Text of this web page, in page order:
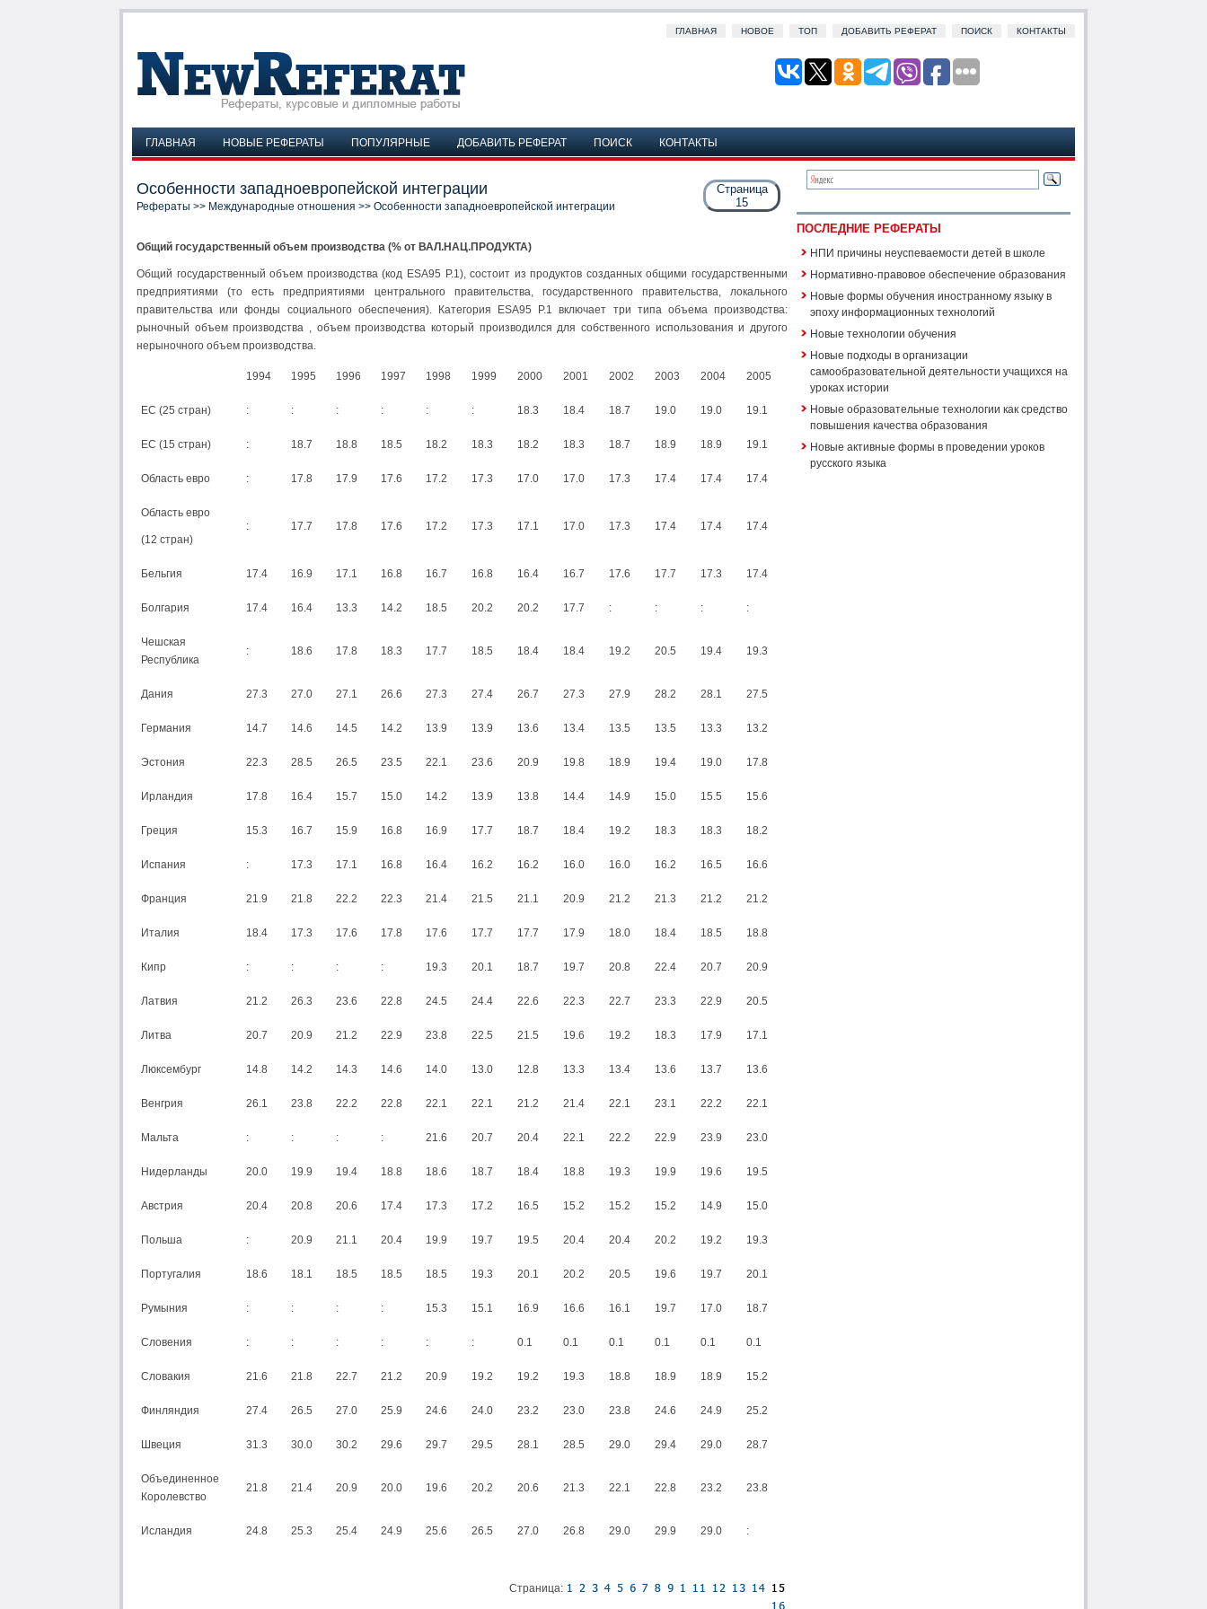
ГЛАВНАЯ НОВОЕ ТОП ДОБАВИТЬ РЕФЕРАТ ПОИСК КОНТАКТЫ
ГЛАВНАЯ НОВЫЕ РЕФЕРАТЫ ПОПУЛЯРНЫЕ ДОБАВИТЬ РЕФЕРАТ ПОИСК КОНТАКТЫ
Страница
15
Особенности западноевропейской интеграции
Рефераты >> Международные отношения >> Особенности западноевропейской интеграции
Общий государственный объем производства (% от ВАЛ.НАЦ.ПРОДУКТА)
Общий государственный объем производства (код ESA95 P.1), состоит из продуктов созданных общими государственными
предприятиями (то есть предприятиями центрального правительства, государственного правительства, локального
правительства или фонды социального обеспечения). Категория ESA95 P.1 включает три типа объема производства:
рыночный объем производства , объем производства который производился для собственного использования и другого
нерыночного объем производства.
1994 1995 1996 1997 1998 1999 2000 2001 2002 2003 2004 2005
ЕС (25 стран) : : : : : : 18.3 18.4 18.7 19.0 19.0 19.1
ЕС (15 стран) : 18.7 18.8 18.5 18.2 18.3 18.2 18.3 18.7 18.9 18.9 19.1
Область евро : 17.8 17.9 17.6 17.2 17.3 17.0 17.0 17.3 17.4 17.4 17.4
Область евро
(12 стран)
: 17.7 17.8 17.6 17.2 17.3 17.1 17.0 17.3 17.4 17.4 17.4
Бельгия 17.4 16.9 17.1 16.8 16.7 16.8 16.4 16.7 17.6 17.7 17.3 17.4
Болгария 17.4 16.4 13.3 14.2 18.5 20.2 20.2 17.7 : : : :
Чешская
Республика
: 18.6 17.8 18.3 17.7 18.5 18.4 18.4 19.2 20.5 19.4 19.3
Дания 27.3 27.0 27.1 26.6 27.3 27.4 26.7 27.3 27.9 28.2 28.1 27.5
Германия 14.7 14.6 14.5 14.2 13.9 13.9 13.6 13.4 13.5 13.5 13.3 13.2
Эстония 22.3 28.5 26.5 23.5 22.1 23.6 20.9 19.8 18.9 19.4 19.0 17.8
Ирландия 17.8 16.4 15.7 15.0 14.2 13.9 13.8 14.4 14.9 15.0 15.5 15.6
Греция 15.3 16.7 15.9 16.8 16.9 17.7 18.7 18.4 19.2 18.3 18.3 18.2
Испания : 17.3 17.1 16.8 16.4 16.2 16.2 16.0 16.0 16.2 16.5 16.6
Франция 21.9 21.8 22.2 22.3 21.4 21.5 21.1 20.9 21.2 21.3 21.2 21.2
Италия 18.4 17.3 17.6 17.8 17.6 17.7 17.7 17.9 18.0 18.4 18.5 18.8
Кипр : : : : 19.3 20.1 18.7 19.7 20.8 22.4 20.7 20.9
Латвия 21.2 26.3 23.6 22.8 24.5 24.4 22.6 22.3 22.7 23.3 22.9 20.5
Литва 20.7 20.9 21.2 22.9 23.8 22.5 21.5 19.6 19.2 18.3 17.9 17.1
Люксембург 14.8 14.2 14.3 14.6 14.0 13.0 12.8 13.3 13.4 13.6 13.7 13.6
Венгрия 26.1 23.8 22.2 22.8 22.1 22.1 21.2 21.4 22.1 23.1 22.2 22.1
Мальта : : : : 21.6 20.7 20.4 22.1 22.2 22.9 23.9 23.0
Нидерланды 20.0 19.9 19.4 18.8 18.6 18.7 18.4 18.8 19.3 19.9 19.6 19.5
Австрия 20.4 20.8 20.6 17.4 17.3 17.2 16.5 15.2 15.2 15.2 14.9 15.0
Польша : 20.9 21.1 20.4 19.9 19.7 19.5 20.4 20.4 20.2 19.2 19.3
Португалия 18.6 18.1 18.5 18.5 18.5 19.3 20.1 20.2 20.5 19.6 19.7 20.1
Румыния : : : : 15.3 15.1 16.9 16.6 16.1 19.7 17.0 18.7
Словения : : : : : : 0.1 0.1 0.1 0.1 0.1 0.1
Словакия 21.6 21.8 22.7 21.2 20.9 19.2 19.2 19.3 18.8 18.9 18.9 15.2
Финляндия 27.4 26.5 27.0 25.9 24.6 24.0 23.2 23.0 23.8 24.6 24.9 25.2
Швеция 31.3 30.0 30.2 29.6 29.7 29.5 28.1 28.5 29.0 29.4 29.0 28.7
Объединенное
Королевство
21.8 21.4 20.9 20.0 19.6 20.2 20.6 21.3 22.1 22.8 23.2 23.8
Исландия 24.8 25.3 25.4 24.9 25.6 26.5 27.0 26.8 29.0 29.9 29.0 :
Страница:
ПОСЛЕДНИЕ РЕФЕРАТЫ
НПИ причины неуспеваемости детей в школе
Нормативно-правовое обеспечение образования
Новые формы обучения иностранному языку в
эпоху информационных технологий
Новые технологии обучения
Новые подходы в организации
самообразовательной деятельности учащихся на
уроках истории
Новые образовательные технологии как средство
повышения качества образования
Новые активные формы в проведении уроков
русского языка